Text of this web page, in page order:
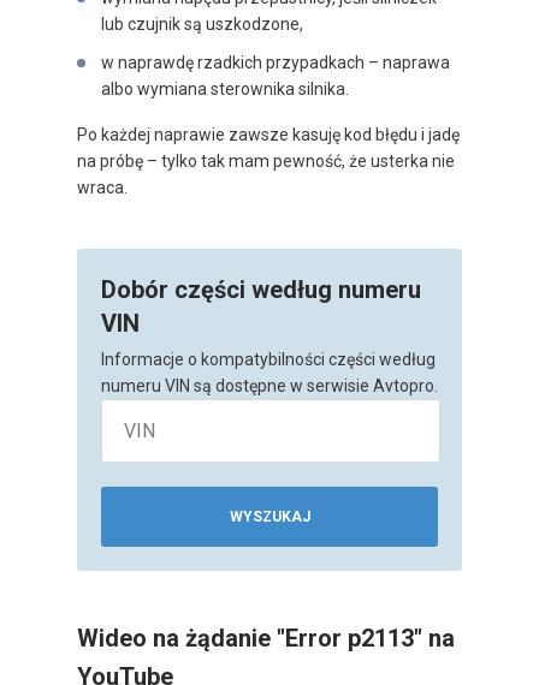
lub czujnik są uszkodzone,
w naprawdę rzadkich przypadkach – naprawa
albo wymiana sterownika silnika.
Po każdej naprawie zawsze kasuję kod błędu i jadę
na próbę – tylko tak mam pewność, że usterka nie
wraca.
Dobór części według numeru
VIN
Informacje o kompatybilności części według
numeru VIN są dostępne w serwisie Avtopro.
WYSZUKAJ
Wideo na żądanie "Error p2113" na
YouTube